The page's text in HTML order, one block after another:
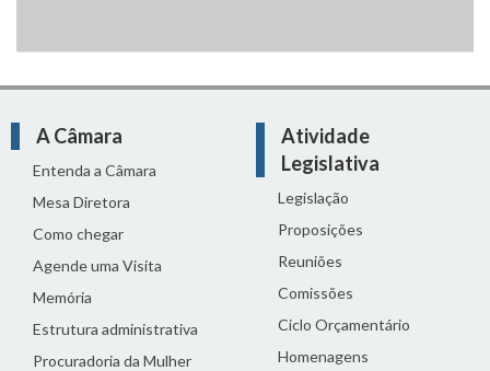
A Câmara
Entenda a Câmara
Mesa Diretora
Como chegar
Agende uma Visita
Memória
Estrutura administrativa
Procuradoria da Mulher
Atividade
Legislativa
Legislação
Proposições
Reuniões
Comissões
Ciclo Orçamentário
Homenagens